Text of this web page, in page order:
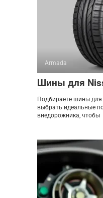
Armada
Шины для
Подбираете шины для
выбрать идеальные
внедорожника, чтобы